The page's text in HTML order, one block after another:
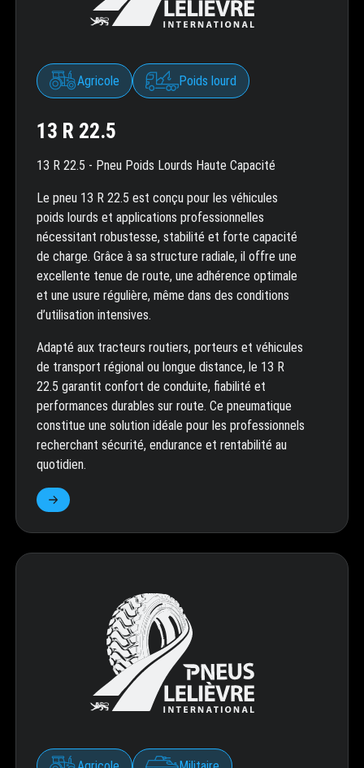
Agricole Poids lourd
13 R 22.5
13 R 22.5 - Pneu Poids Lourds Haute Capacité
Le pneu 13 R 22.5 est conçu pour les véhicules
poids lourds et applications professionnelles
nécessitant robustesse, stabilité et forte capacité
de charge. Grâce à sa structure radiale, il offre une
excellente tenue de route, une adhérence optimale
et une usure régulière, même dans des conditions
d’utilisation intensives.
Adapté aux tracteurs routiers, porteurs et véhicules
de transport régional ou longue distance, le 13 R
22.5 garantit confort de conduite, fiabilité et
performances durables sur route. Ce pneumatique
constitue une solution idéale pour les professionnels
recherchant sécurité, endurance et rentabilité au
quotidien.